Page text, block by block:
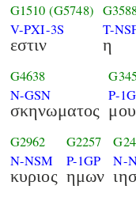
G1510 (G5748)
V-PXI-3S
εστιν
T-
η
G4638
N-GSN
σκηνωματος
P-
μου
G2962
N-NSM
κυριος
G2257
P-1GP
ημων
N-